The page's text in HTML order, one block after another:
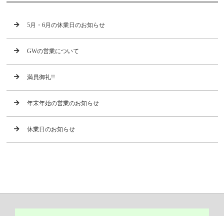
5月・6月の休業日のお知らせ
GWの営業について
満員御礼!!
年末年始の営業のお知らせ
休業日のお知らせ